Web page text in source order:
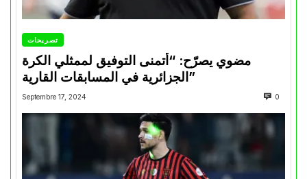
تصريحات
مضوي يصرّح: “أتمنى التوفيق لممثلي الكرة
الجزائرية في المسابقات القارية”
Septembre 17, 2024 0